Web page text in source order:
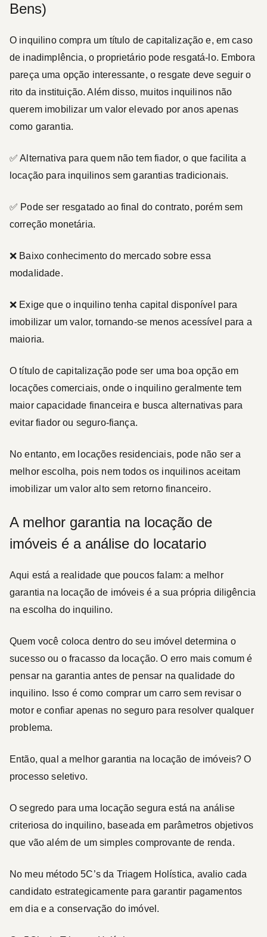
Bens)
O inquilino compra um título de capitalização e, em caso
de inadimplência, o proprietário pode resgatá-lo. Embora
pareça uma opção interessante, o resgate deve seguir o
rito da instituição. Além disso, muitos inquilinos não
querem imobilizar um valor elevado por anos apenas
como garantia.
✅ Alternativa para quem não tem fiador, o que facilita a
locação para inquilinos sem garantias tradicionais.
✅ Pode ser resgatado ao final do contrato, porém sem
correção monetária.
❌ Baixo conhecimento do mercado sobre essa
modalidade.
❌ Exige que o inquilino tenha capital disponível para
imobilizar um valor, tornando-se menos acessível para a
maioria.
Otítulo de capitalização pode ser uma boa opção em
locações comerciais, onde o inquilino geralmente tem
maior capacidade financeira e busca alternativas para
evitar fiador ou seguro-fiança.
No entanto, em locações residenciais, pode não ser a
melhor escolha, pois nem todos os inquilinos aceitam
imobilizar um valor alto sem retorno financeiro.
A melhor garantia na locação de
imóveis é a análise do locatario
Aqui está a realidade que poucos falam:a melhor
garantia na locação de imóveis é a sua própria diligência
na escolha do inquilino.
Quem você coloca dentro do seu imóvel determina o
sucesso ou o fracasso da locação.O erro mais comum é
pensar na garantia antes de pensar na qualidade do
inquilino. Isso é como comprar um carro sem revisar o
motor e confiar apenas no seguro para resolver qualquer
problema.
Então, qual a melhor garantia na locação de imóveis? O
processo seletivo.
O segredo para uma locação segura está na análise
criteriosa do inquilino, baseada em parâmetros objetivos
que vão além de um simples comprovante de renda.
No meu método5C’s da Triagem Holística, avalio cada
candidato estrategicamente para garantir pagamentos
em dia e a conservação do imóvel .